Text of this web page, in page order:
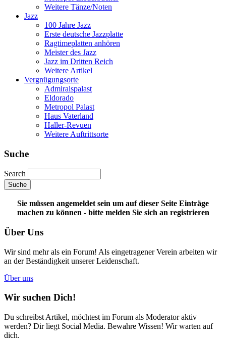
Weitere Tänze/Noten
Jazz
100 Jahre Jazz
Erste deutsche Jazzplatte
Ragtimeplatten anhören
Meister des Jazz
Jazz im Dritten Reich
Weitere Artikel
Vergnügungsorte
Admiralspalast
Eldorado
Metropol Palast
Haus Vaterland
Haller-Revuen
Weitere Auftrittsorte
Suche
Search
Sie müssen angemeldet sein um auf dieser Seite Einträge
machen zu können - bitte melden Sie sich an registrieren
Über Uns
Wir sind mehr als ein Forum! Als eingetragener Verein arbeiten wir
an der Beständigkeit unserer Leidenschaft.
Über uns
Wir suchen Dich!
Du schreibst Artikel, möchtest im Forum als Moderator aktiv
werden? Dir liegt Social Media. Bewahre Wissen! Wir warten auf
dich.